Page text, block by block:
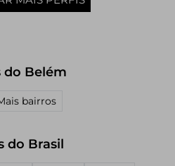
do Belém
bairros
do Brasil